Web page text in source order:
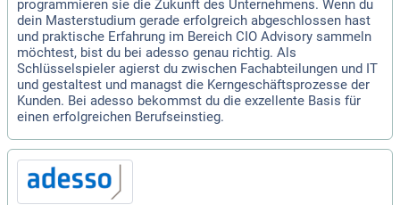
programmieren sie die Zukunft des Unternehmens. Wenn du
dein Masterstudium gerade erfolgreich abgeschlossen hast
und praktische Erfahrung im Bereich CIO Advisory sammeln
möchtest, bist du bei adesso genau richtig. Als
Schlüsselspieler agierst du zwischen Fachabteilungen und IT
und gestaltest und managst die Kerngeschäftsprozesse der
Kunden. Bei adesso bekommst du die exzellente Basis für
einen erfolgreichen Berufseinstieg.